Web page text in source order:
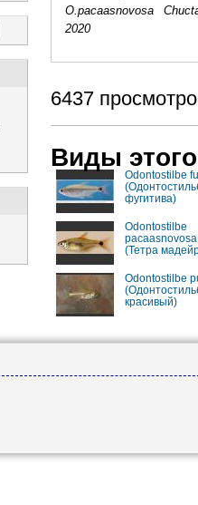
O.pacaasnovosa
2020
6437
Виды
Odontostilbe
фугитива)
Odontostilbe
pacaasnovosa
(Тетра
Odontostilbe
красивый)